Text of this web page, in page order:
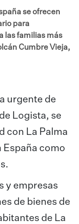
se ofrecen
para
las familias más
Cumbre Vieja,
urgente de
Logista, se
con La Palma
España como
y empresas
de bienes de
de La